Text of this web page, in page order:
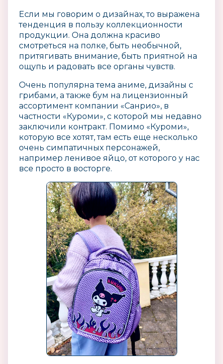
Если мы говорим о дизайнах, то выражена
тенденция в пользу коллекционности
продукции. Она должна красиво
смотреться на полке, быть необычной,
притягивать внимание, быть приятной на
ощупь и радовать все органы чувств.
Очень популярна тема аниме, дизайны с
грибами, а также бум на лицензионный
ассортимент компании «Санрио», в
частности «Куроми», с которой мы недавно
заключили контракт. Помимо «Куроми»,
которую все хотят, там есть еще несколько
очень симпатичных персонажей,
например ленивое яйцо, от которого у нас
все просто в восторге.